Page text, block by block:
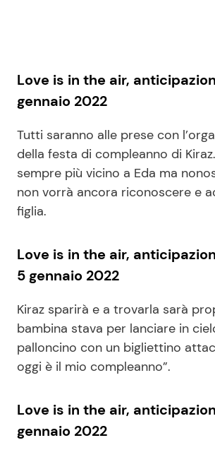
Love is in the air,
gennaio 2022
Tutti saranno alle prese con
della festa di compleanno di
sempre più vicino a Eda ma
non vorrà ancora riconoscere e
figlia.
Love is in the air,
5 gennaio 2022
Kiraz sparirà e a trovarla sarà
bambina stava per lanciare in
palloncino con un bigliettino
oggi è il mio compleanno”.
Love is in the air,
gennaio 2022